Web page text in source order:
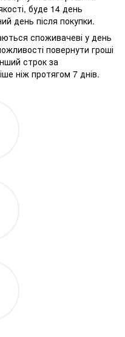
буде 14 день
день після покупки.
споживачеві у день
повернути гроші
строк за
ніж протягом 7 днів.